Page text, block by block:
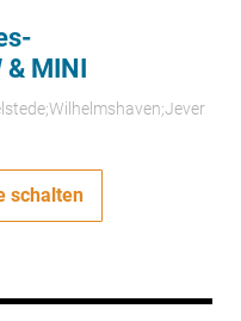
MINI
schalten